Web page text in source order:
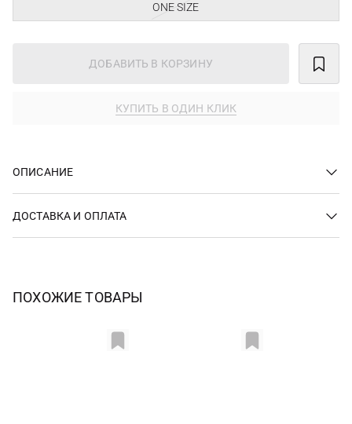
ONE SIZE
ДОБАВИТЬ В КОРЗИНУ
КУПИТЬ В ОДИН КЛИК
ОПИСАНИЕ
ДОСТАВКА И ОПЛАТА
ПОХОЖИЕ ТОВАРЫ